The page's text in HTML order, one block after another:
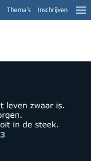
Thema's Inschrijven